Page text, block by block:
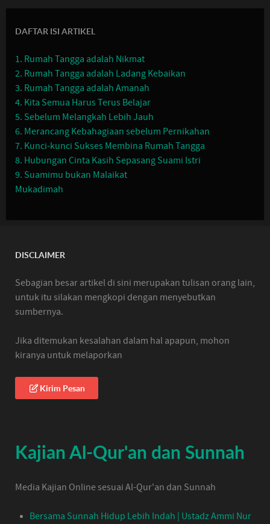
DAFTAR ISI ARTIKEL
1. Rumah Tangga adalah Nikmat
2. Rumah Tangga adalah Ladang Kebaikan
3. Rumah Tangga adalah Amanah
4. Kita Semua Harus Terus Belajar
5. Sebelum Melangkah Lebih Jauh
6. Merancang Kebahagiaan sebelum Pernikahan
7. Kunci-kunci Sukses Membina Rumah Tangga
8. Hubungan Cinta Kasih Sepasang Suami Istri
9. Suamimu bukan Malaikat
Mukadimah
DISCLAIMER
Sebagian besar artikel di sini merupakan tulisan orang lain,
untuk itu silakan mengkopi dengan menyebutkan
sumbernya.
Jika ditemukan kesalahan dalam hal apapun, mohon
kiranya untuk melaporkan
Kirim Pesan
Kajian Al-Qur'an dan Sunnah
Media Kajian Online sesuai Al-Qur'an dan Sunnah
Bersama Sunnah Hidup Lebih Indah | Ustadz Ammi Nur